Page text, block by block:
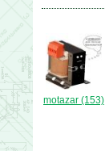
motazar (153)